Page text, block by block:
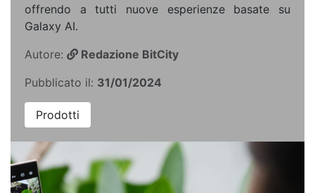
offrendo a tutti nuove esperienze basate su
Galaxy AI.
Autore:
Redazione BitCity
Pubblicato il: 31/01/2024
Prodotti